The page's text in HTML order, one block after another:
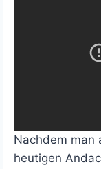
Nachdem man
heutigen